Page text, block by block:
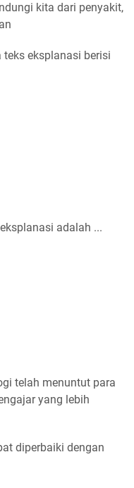
kita dari penyakit,
eksplanasi berisi
adalah ...
telah menuntut para
yang lebih
diperbaiki dengan